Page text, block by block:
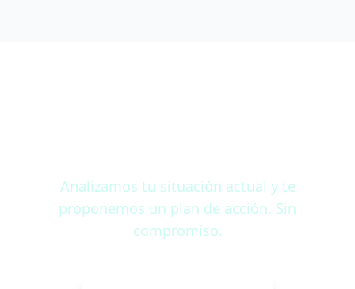
Analizamos tu situación actual y te
proponemos un plan de acción. Sin
compromiso.